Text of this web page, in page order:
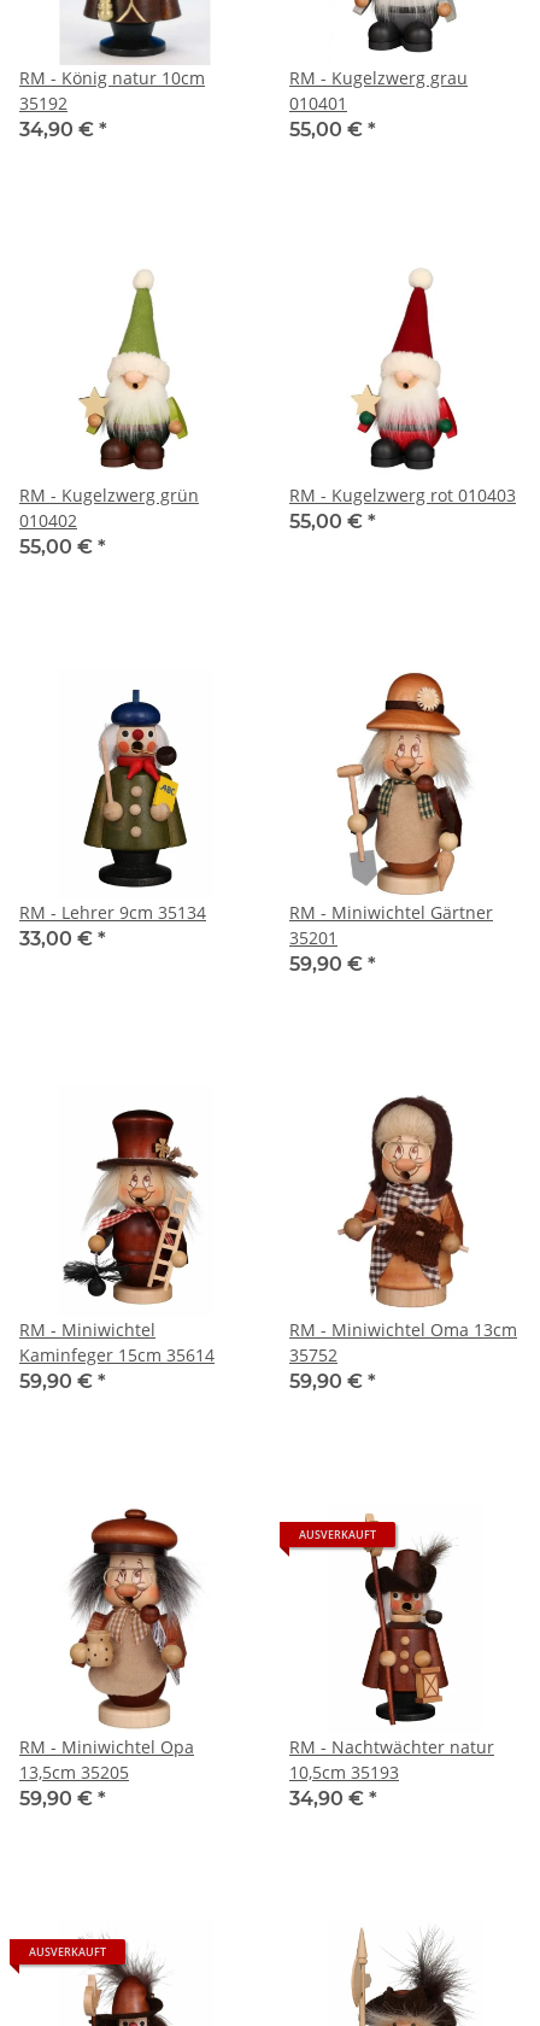
RM - König natur 10cm
35192
34,90 € *
RM - Kugelzwerg grau
010401
55,00 € *
RM - Kugelzwerg grün
010402
55,00 € *
RM - Kugelzwerg rot 010403
55,00 € *
RM - Lehrer 9cm 35134
33,00 € *
RM - Miniwichtel Gärtner
35201
59,90 € *
RM - Miniwichtel
Kaminfeger 15cm 35614
59,90 € *
RM - Miniwichtel Oma 13cm
35752
59,90 € *
RM - Miniwichtel Opa
13,5cm 35205
59,90 € *
AUSVERKAUFT
RM - Nachtwächter natur
10,5cm 35193
34,90 € *
AUSVERKAUFT